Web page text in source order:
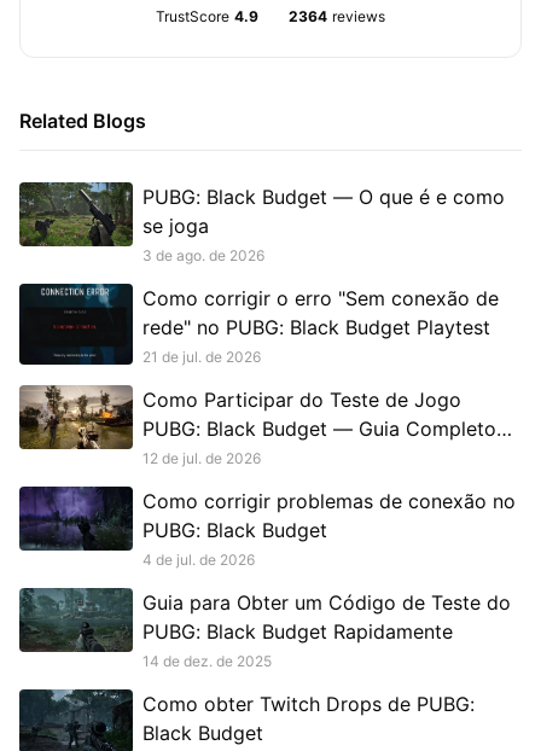
TrustScore 4.9 2364 reviews
Related Blogs
PUBG: Black Budget — O que é e como
se joga
3 de ago. de 2026
Como corrigir o erro "Sem conexão de
rede" no PUBG: Black Budget Playtest
21 de jul. de 2026
Como Participar do Teste de Jogo
PUBG: Black Budget — Guia Completo
para Jogadores que Desejam Acesso
12 de jul. de 2026
Como corrigir problemas de conexão no
PUBG: Black Budget
4 de jul. de 2026
Guia para Obter um Código de Teste do
PUBG: Black Budget Rapidamente
14 de dez. de 2025
Como obter Twitch Drops de PUBG:
Black Budget